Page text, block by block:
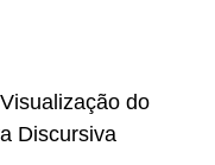
do
Discursiva